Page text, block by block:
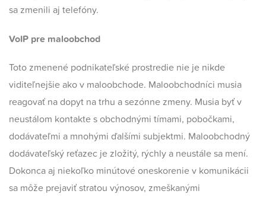
sa zmenili aj telefóny.
VoIP pre maloobchod
Toto zmenené podnikateľské prostredie nie je nikde
viditeľnejšie ako v maloobchode. Maloobchodníci musia
reagovať na dopyt na trhu a sezónne zmeny. Musia byť v
neustálom kontakte s obchodnými tímami, pobočkami,
dodávateľmi a mnohými ďalšími subjektmi. Maloobchodný
dodávateľský reťazec je zložitý, rýchly a neustále sa mení.
Dokonca aj niekoľko minútové oneskorenie v komunikácii
sa môže prejaviť stratou výnosov, zmeškanými